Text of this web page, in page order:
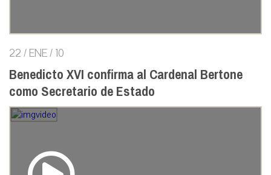
22 / ENE / 10
Benedicto XVI confirma al Cardenal Bertone
como Secretario de Estado